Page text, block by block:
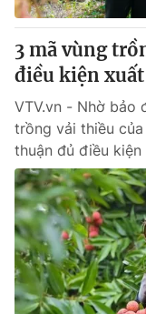
3 mã vùng
điều kiện
VTV.vn - Nhờ bảo
trồng vải thiều
thuận đủ điều